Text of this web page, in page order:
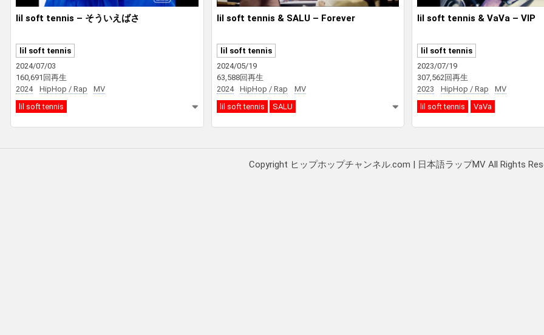
lil soft tennis – そういえばさ
lil soft tennis
2024/07/03
160,691回再生
2024
HipHop / Rap
MV
lil soft tennis
lil soft tennis & SALU – Forever
lil soft tennis
2024/05/19
63,588回再生
2024
HipHop / Rap
MV
lil soft tennis
SALU
lil soft tennis & VaVa – VIP
lil soft tennis
2023/07/19
307,562回再生
2023
HipHop / Rap
MV
lil soft tennis
VaVa
Copyright ヒップホップチャンネル.com | 日本語ラップMV All Rights